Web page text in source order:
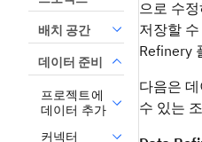
배치 공간
데이터 준비
프로젝트에
데이터 추가
커넥터
으로 수
저장할
Refinery
다음은
수 있는